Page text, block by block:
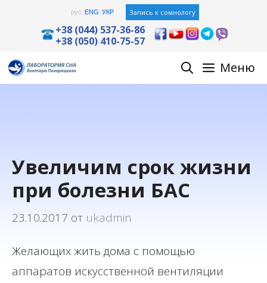
содержимому
рус ENG УКР Запись к сомнологу
+38 (044) 537-36-86
+38 (050) 410-75-57
Меню
Увеличим срок жизни
при болезни БАС
23.10.2017 от ukadmin
Желающих жить дома с помощью
аппаратов искусственной вентиляции